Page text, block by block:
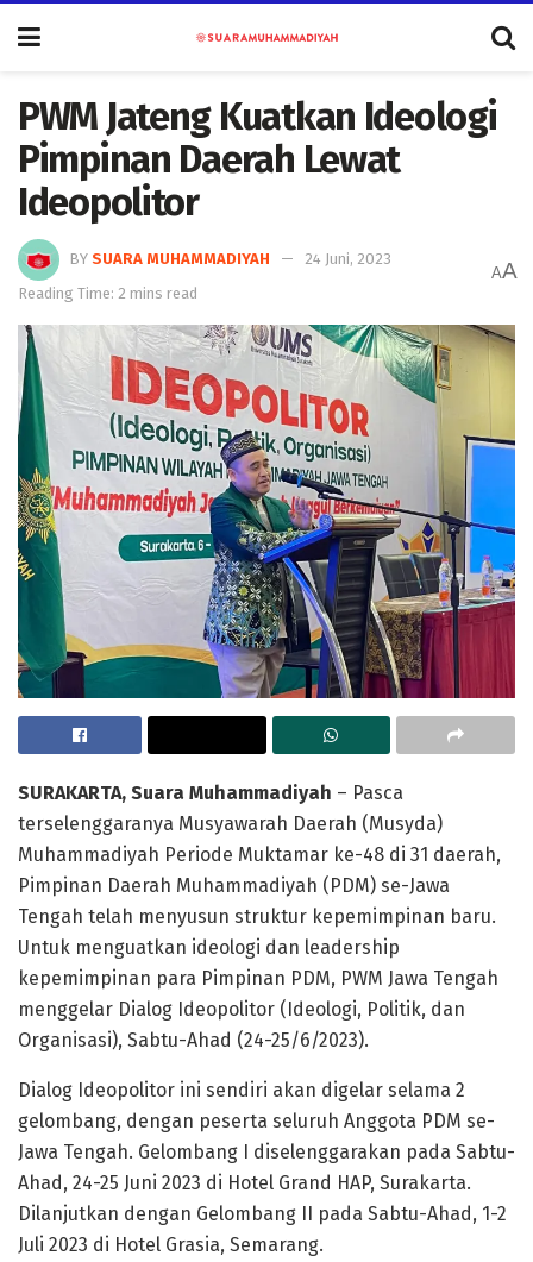
PWM Jateng Kuatkan Ideologi
Pimpinan Daerah Lewat
Ideopolitor
BY SUARA MUHAMMADIYAH
24 Juni, 2023
Reading Time: 2 mins read
AA
SURAKARTA, Suara Muhammadiyah – Pasca
terselenggaranya Musyawarah Daerah (Musyda)
Muhammadiyah Periode Muktamar ke-48 di 31 daerah,
Pimpinan Daerah Muhammadiyah (PDM) se-Jawa
Tengah telah menyusun struktur kepemimpinan baru.
Untuk menguatkan ideologi dan leadership
kepemimpinan para Pimpinan PDM, PWM Jawa Tengah
menggelar Dialog Ideopolitor (Ideologi, Politik, dan
Organisasi), Sabtu-Ahad (24-25/6/2023).
Dialog Ideopolitor ini sendiri akan digelar selama 2
gelombang, dengan peserta seluruh Anggota PDM se-
Jawa Tengah. Gelombang I diselenggarakan pada Sabtu-
Ahad, 24-25 Juni 2023 di Hotel Grand HAP, Surakarta.
Dilanjutkan dengan Gelombang II pada Sabtu-Ahad, 1-2
Juli 2023 di Hotel Grasia, Semarang.